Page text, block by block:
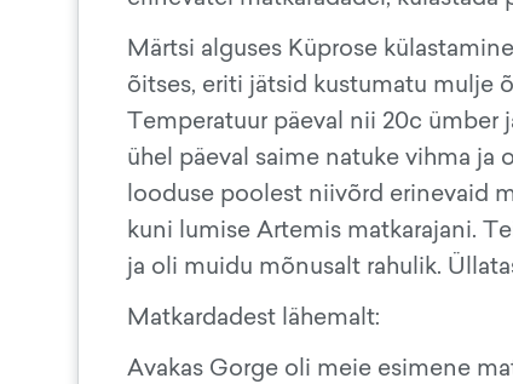
Märtsi alguses Küprose
õitses, eriti jätsid kustumatu mulje
Temperatuur päeval nii 20c ümber
ühel päeval saime natuke vihma ja
looduse poolest niivõrd erinevaid
kuni lumise Artemis matkarajani.
ja oli muidu mõnusalt rahulik.
Matkardadest lähemalt:
Avakas Gorge oli meie esimene